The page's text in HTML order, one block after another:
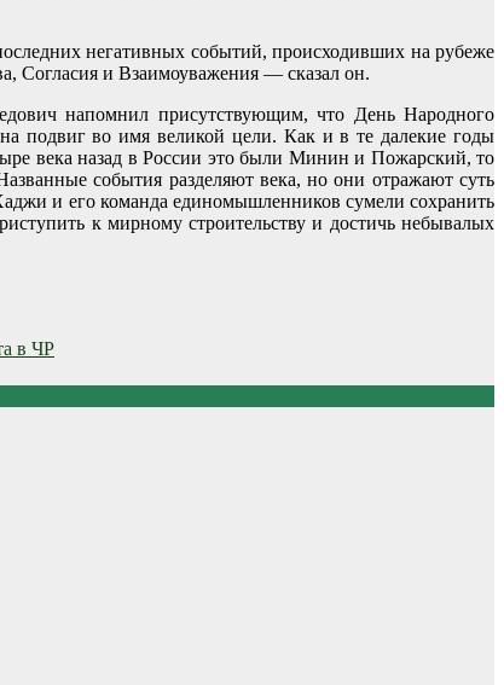
негативных событий, происходивших на рубеже
Согласия и Взаимоуважения — сказал он.
напомнил присутствующим, что День Народного
подвиг во имя великой цели. Как и в те далекие годы
века назад в России это были Минин и Пожарский, то
события разделяют века, но они отражают суть
и его команда единомышленников сумели сохранить
к мирному строительству и достичь небывалых
в ЧР